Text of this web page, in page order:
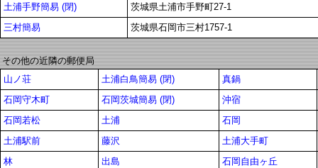
土浦手野簡易 (閉)
茨城県土浦市手野町27-1
三村簡易
茨城県石岡市三村1757-1
その他の近隣の郵便局
山ノ荘
土浦白鳥簡易 (閉)
真鍋
石岡守木町
石岡茨城簡易 (閉)
沖宿
石岡若松
土浦
石岡
土浦駅前
藤沢
土浦大手町
林
出島
石岡自由ヶ丘